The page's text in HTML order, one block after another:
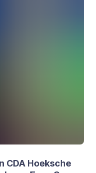
CDA Hoek­sche